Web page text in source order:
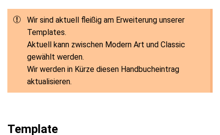
Wir sind aktuell fleißig am Erweiterung unserer
Templates.
Aktuell kann zwischen Modern Art und Classic
gewählt werden.
Wir werden in Kürze diesen Handbucheintrag
aktualisieren.
Template